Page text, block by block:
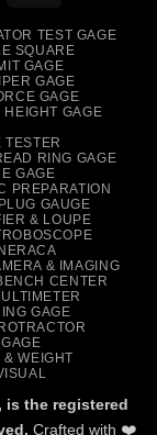
TEST GAGE
SQUARE
GAGE
GAGE
GAGE
HEIGHT GAGE
TESTER
RING GAGE
GAGE
PREPARATION
GAUGE
& LOUPE
& IMAGING
CENTER
GAGE
& WEIGHT
is the registered
Crafted with ❤️